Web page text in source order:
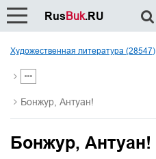
Художественная литература (28547)
Бонжур, Антуан!
Бонжур, Антуан!
RusBuk.RU